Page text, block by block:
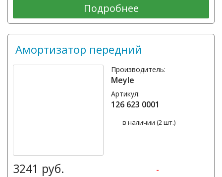
Подробнее
Амортизатор передний
Производитель:
Meyle
Артикул:
126 623 0001
в наличии (2 шт.)
3241 руб. -